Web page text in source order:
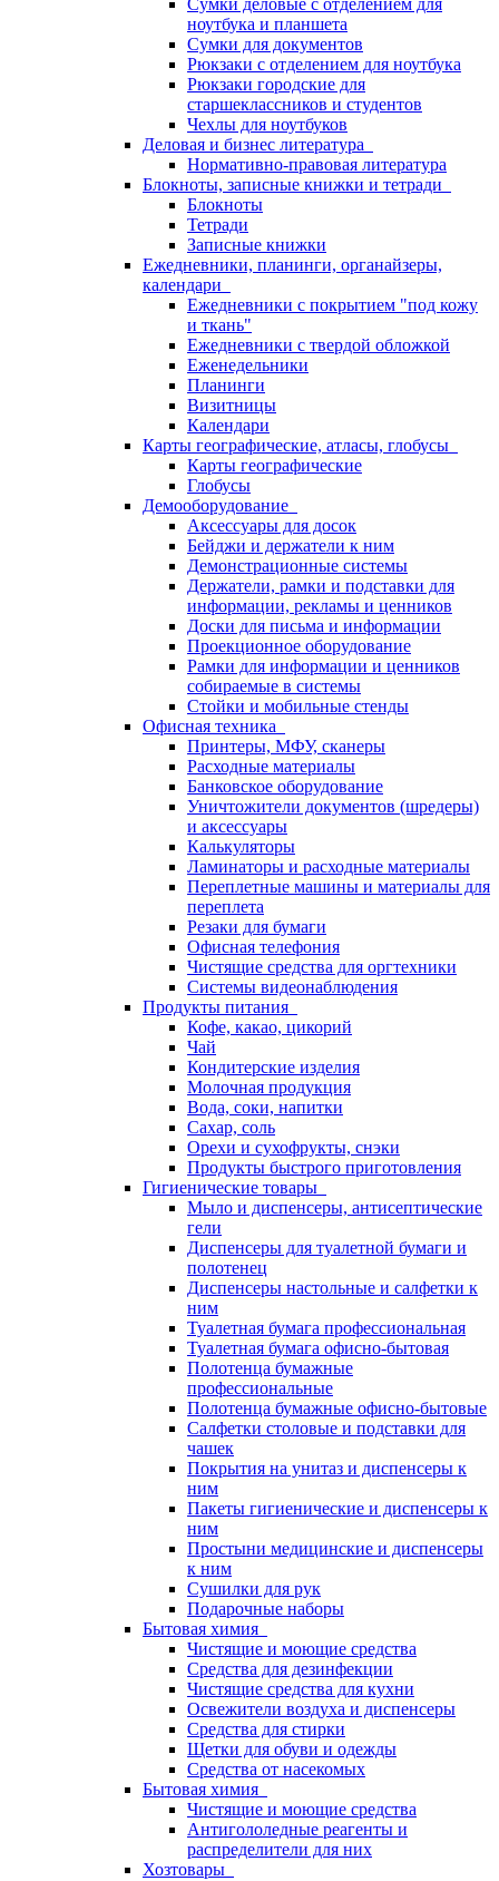
Сумки деловые с отделением для
ноутбука и планшета
Сумки для документов
Рюкзаки с отделением для ноутбука
Рюкзаки городские для
старшеклассников и студентов
Чехлы для ноутбуков
Деловая и бизнес литература
Нормативно-правовая литература
Блокноты, записные книжки и тетради
Блокноты
Тетради
Записные книжки
Ежедневники, планинги, органайзеры,
календари
Ежедневники с покрытием "под кожу
и ткань"
Ежедневники с твердой обложкой
Еженедельники
Планинги
Визитницы
Календари
Карты географические, атласы, глобусы
Карты географические
Глобусы
Демооборудование
Аксессуары для досок
Бейджи и держатели к ним
Демонстрационные системы
Держатели, рамки и подставки для
информации, рекламы и ценников
Доски для письма и информации
Проекционное оборудование
Рамки для информации и ценников
собираемые в системы
Стойки и мобильные стенды
Офисная техника
Принтеры, МФУ, сканеры
Расходные материалы
Банковское оборудование
Уничтожители документов (шредеры)
и аксессуары
Калькуляторы
Ламинаторы и расходные материалы
Переплетные машины и материалы для
переплета
Резаки для бумаги
Офисная телефония
Чистящие средства для оргтехники
Системы видеонаблюдения
Продукты питания
Кофе, какао, цикорий
Чай
Кондитерские изделия
Молочная продукция
Вода, соки, напитки
Сахар, соль
Орехи и сухофрукты, снэки
Продукты быстрого приготовления
Гигиенические товары
Мыло и диспенсеры, антисептические
гели
Диспенсеры для туалетной бумаги и
полотенец
Диспенсеры настольные и салфетки к
ним
Туалетная бумага профессиональная
Туалетная бумага офисно-бытовая
Полотенца бумажные
профессиональные
Полотенца бумажные офисно-бытовые
Салфетки столовые и подставки для
чашек
Покрытия на унитаз и диспенсеры к
ним
Пакеты гигиенические и диспенсеры к
ним
Простыни медицинские и диспенсеры
к ним
Сушилки для рук
Подарочные наборы
Бытовая химия
Чистящие и моющие средства
Средства для дезинфекции
Чистящие средства для кухни
Освежители воздуха и диспенсеры
Средства для стирки
Щетки для обуви и одежды
Средства от насекомых
Бытовая химия
Чистящие и моющие средства
Антигололедные реагенты и
распределители для них
Хозтовары